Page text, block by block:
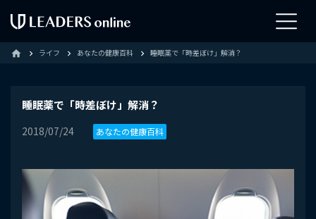
home ライフ あなたの健康百科 睡眠薬で「時差ぼけ」解消？
睡眠薬で「時差ぼけ」解消？
2018/07/24 あなたの健康百科